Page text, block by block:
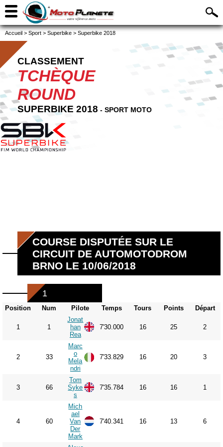
Accueil > Sport > Superbike > Superbike 2018
CLASSEMENT
TCHÈQUE
ROUND
SUPERBIKE 2018 - SPORT MOTO
COURSE DISPUTÉE SUR LE
CIRCUIT DE AUTOMOTODROM
BRNO LE 10/06/2018
1
Position Num Pilote Temps Tours Points Départ
1 1
Jonat
han
Rea
7'30.000 16 25 2
2 33
Marc
o
Mela
ndri
7'33.829 16 20 3
3 66
Tom
Syke
s
7'35.784 16 16 1
4 60
Mich
ael
Van
Der
Mark
7'40.341 16 13 6